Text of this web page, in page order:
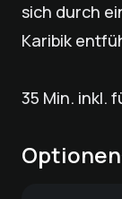
sich durch
Karibik
35 Min. inkl.
Optionen